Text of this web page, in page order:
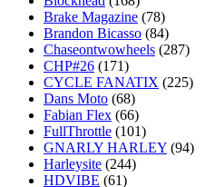
Brake Magazine (78)
Brandon Bicasso (84)
Chaseontwowheels (287)
CHP#26 (171)
CYCLE FANATIX (225)
Dans Moto (68)
Fabian Flex (66)
FullThrottle (101)
GNARLY HARLEY (94)
Harleysite (244)
HDVIBE (61)